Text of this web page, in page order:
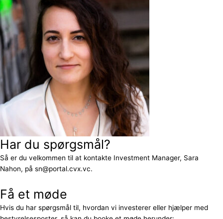
Har du spørgsmål?
Så er du velkommen til at kontakte Investment Manager, Sara
Nahon, på sn@portal.cvx.vc.
Få et møde
Hvis du har spørgsmål til, hvordan vi investerer eller hjælper med